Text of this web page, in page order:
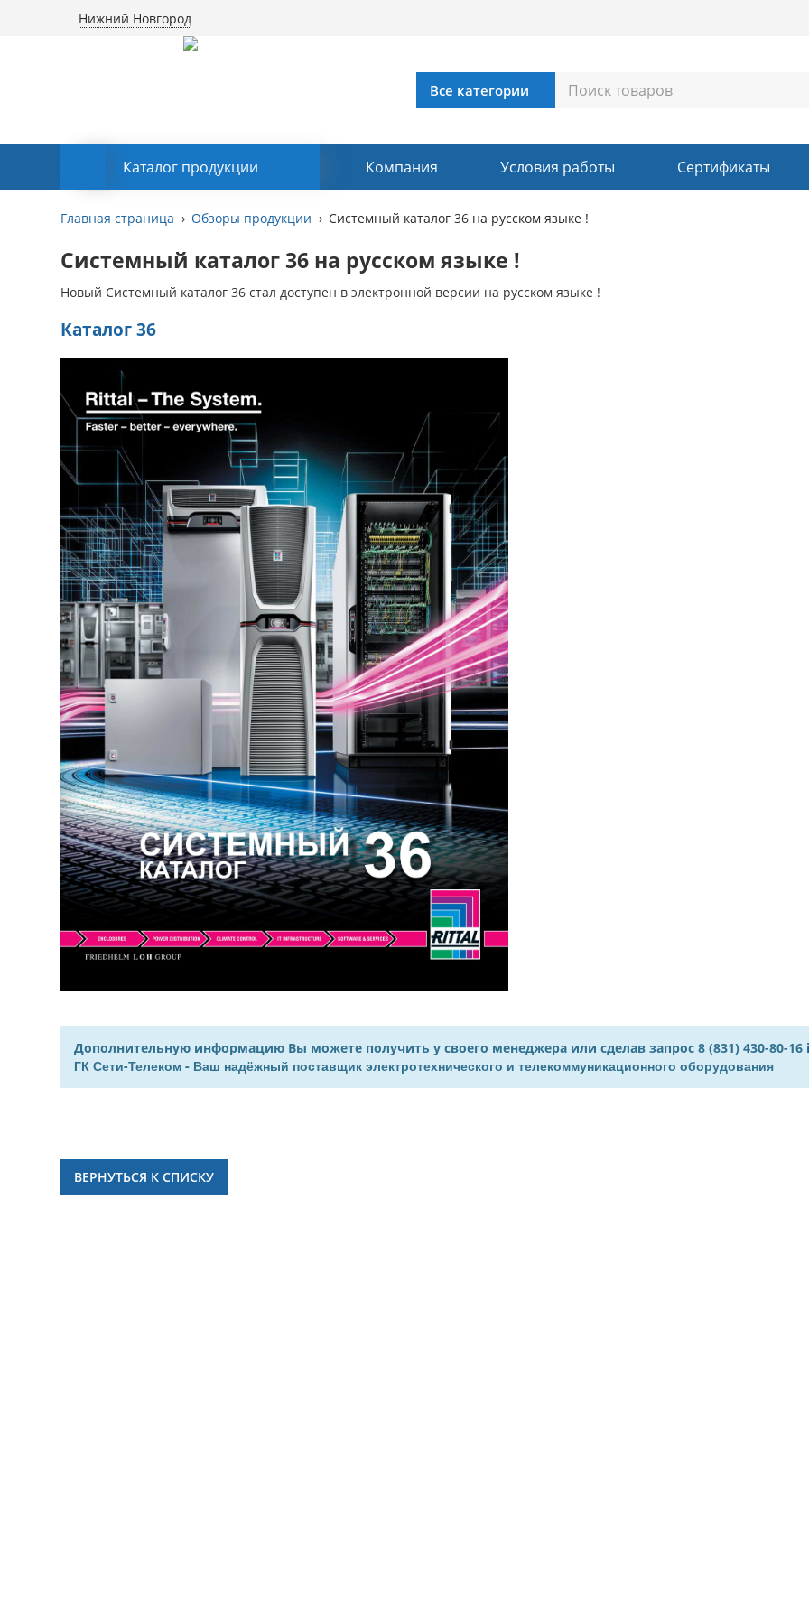
Нижний Новгород
Каталог продукции Компания Условия работы Сертификаты
Главная страница Обзоры продукции Системный каталог 36 на русском языке !
Системный каталог 36 на русском языке !
Новый Системный каталог 36 стал доступен в электронной версии на русском языке !
Каталог 36
Дополнительную информацию Вы можете получить у своего менеджера или сделав запрос 8 (831) 430-80-16
ГК Сети-Телеком - Ваш надёжный поставщик электротехнического и телекоммуникационного оборудования
ВЕРНУТЬСЯ К СПИСКУ